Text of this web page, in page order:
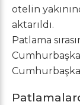
otelin
aktarıldı.
Patlama